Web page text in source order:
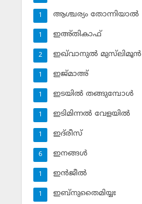
ആശ്ചര്യം തോന്നിയാല്‍
1
ഇഅ്തികാഫ്‌
1
ഇഖ്‌വാനുല്‍ മുസ്‌ലിമൂന്‍
2
ഇജ്മാഅ്
1
ഇടയില്‍ തങ്ങുമ്പോള്‍
1
ഇടിമിന്നല്‍ വേളയില്‍
1
ഇദ്‌രീസ്‌
1
ഇനങ്ങള്‍
6
ഇന്‍ജീല്‍
1
ഇബ്‌നുതൈമിയ്യഃ
1